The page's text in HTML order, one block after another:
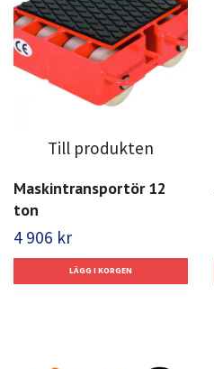
Till produkten
Maskintransportör 12
ton
4 906 kr